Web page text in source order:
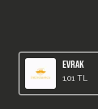
EVRAK
1,01 TL